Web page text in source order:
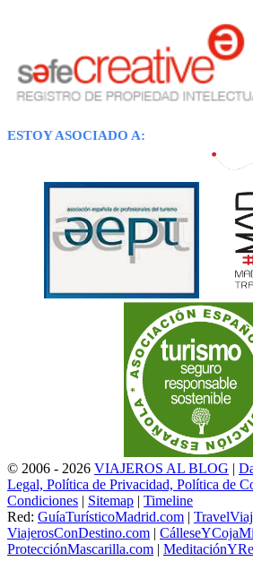
ESTOY ASOCIADO A:
© 2006 - 2026 VIAJEROS AL BLOG |
Legal, Política de Privacidad, Política de
Condiciones | Sitemap | Timeline
Red: GuíaTurísticoMadrid.com |
ViajerosConDestino.com |
ProtecciónMascarilla.com |